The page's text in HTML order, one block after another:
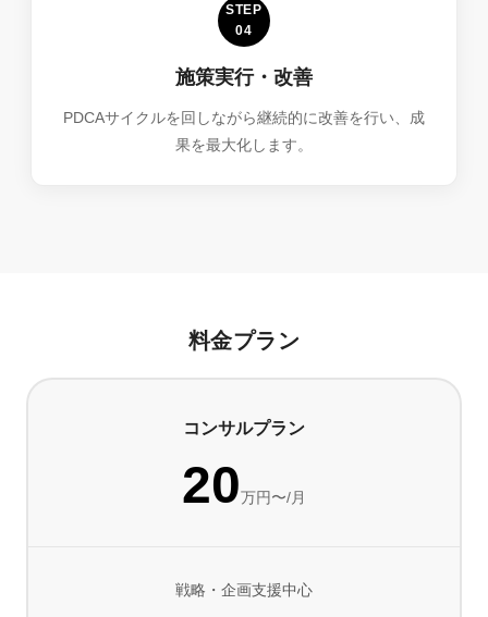
STEP
04
施策実行・改善
PDCAサイクルを回しながら継続的に改善を行い、成
果を最大化します。
料金プラン
コンサルプラン
20万円〜/月
戦略・企画支援中心